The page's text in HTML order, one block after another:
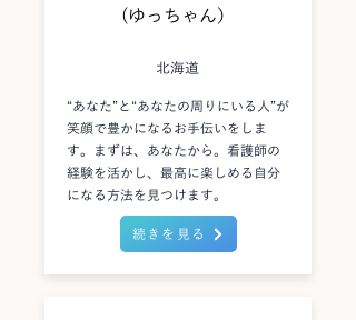
(ゆっちゃん）
北海道
“あなた”と“あなたの周りにいる人”が
笑顔で豊かになるお手伝いをしま
す。まずは、あなたから。看護師の
経験を活かし、最高に楽しめる自分
になる方法を見つけます。
続きを見る